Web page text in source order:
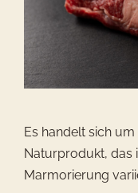
Es handelt sich
Naturprodukt, das
Marmorierung